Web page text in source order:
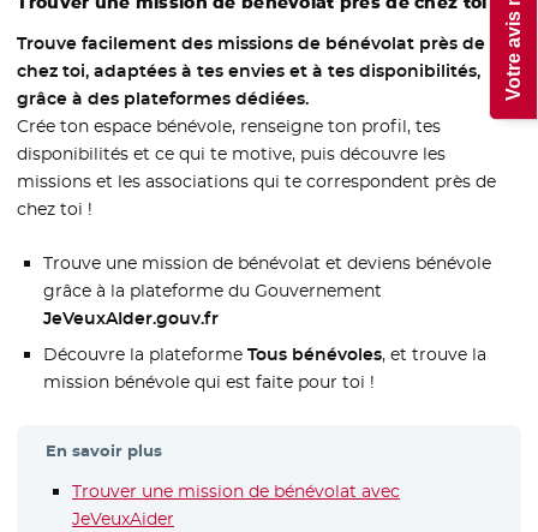
Trouve facilement des missions de bénévolat près de
chez toi, adaptées à tes envies et à tes disponibilités,
grâce à des plateformes dédiées.
Crée ton espace bénévole, renseigne ton profil, tes
disponibilités et ce qui te motive, puis découvre les
missions et les associations qui te correspondent près de
chez toi !
Trouve une mission de bénévolat et deviens bénévole
grâce à la plateforme du Gouvernement
JeVeuxAIder.gouv.fr
Découvre la plateforme Tous bénévoles, et trouve la
mission bénévole qui est faite pour toi !
En savoir plus
Trouver une mission de bénévolat avec
JeVeuxAider